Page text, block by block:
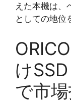
えた本機は、
としての地位
け
で市